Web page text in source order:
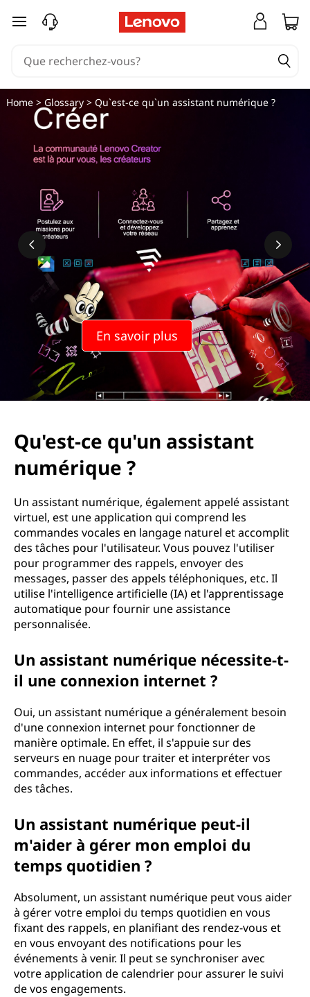
passer au contenu principal
En savoir plus
Home> Glossary> Qu`est-ce qu`un assistant numérique ?
Qu'est-ce qu'un assistant
numérique ?
Un assistant numérique, également appelé assistant
virtuel, est une application qui comprend les
commandes vocales en langage naturel et accomplit
des tâches pour l'utilisateur. Vous pouvez l'utiliser
pour programmer des rappels, envoyer des
messages, passer des appels téléphoniques, etc. Il
utilise l'intelligence artificielle (IA) et l'apprentissage
automatique pour fournir une assistance
personnalisée.
Un assistant numérique nécessite-t-
il une connexion internet ?
Oui, un assistant numérique a généralement besoin
d'une connexion internet pour fonctionner de
manière optimale. En effet, il s'appuie sur des
serveurs en nuage pour traiter et interpréter vos
commandes, accéder aux informations et effectuer
des tâches.
Un assistant numérique peut-il
m'aider à gérer mon emploi du
temps quotidien ?
Absolument, un assistant numérique peut vous aider
à gérer votre emploi du temps quotidien en vous
fixant des rappels, en planifiant des rendez-vous et
en vous envoyant des notifications pour les
événements à venir. Il peut se synchroniser avec
votre application de calendrier pour assurer le suivi
de vos engagements.